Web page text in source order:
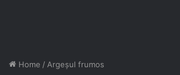
Home / Argeșul frumos